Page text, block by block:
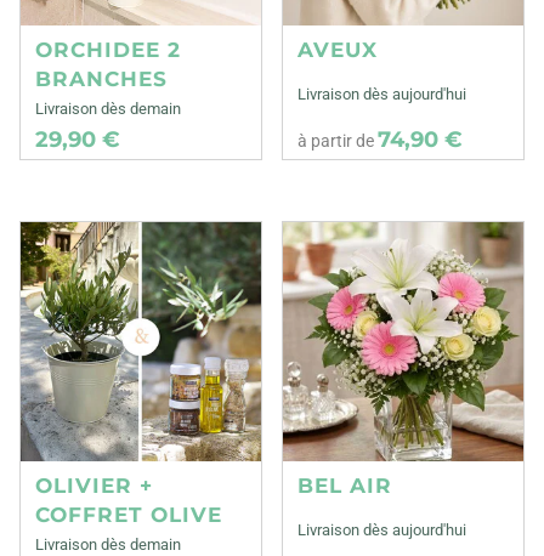
ORCHIDEE 2
BRANCHES
Livraison dès demain
29,90 €
AVEUX
Livraison dès aujourd'hui
à partir de74,90 €
OLIVIER +
COFFRET OLIVE
Livraison dès demain
BEL AIR
Livraison dès aujourd'hui